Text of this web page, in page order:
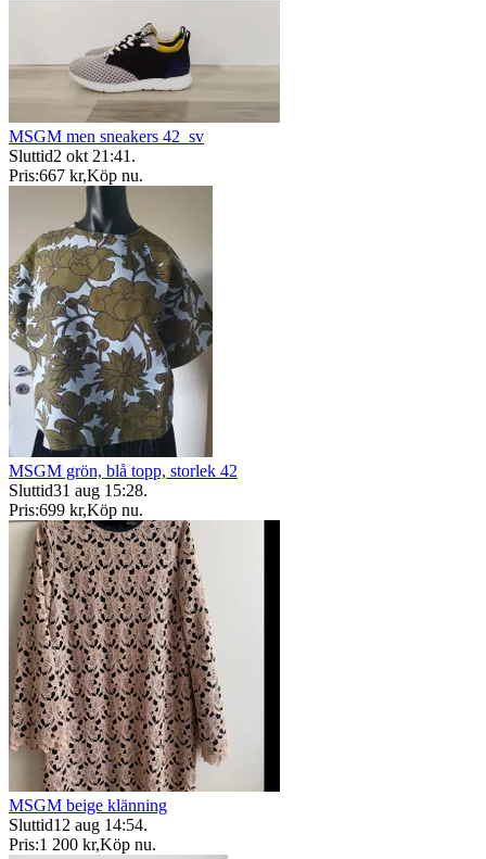
MSGM men sneakers 42_sv
Sluttid2 okt 21:41 .
Pris:667 kr,Köp nu.
MSGM grön, blå topp, storlek 42
Sluttid31 aug 15:28.
Pris:699 kr,Köp nu.
MSGM beige klänning
Sluttid12 aug 14:54.
Pris:1 200 kr,Köp nu.